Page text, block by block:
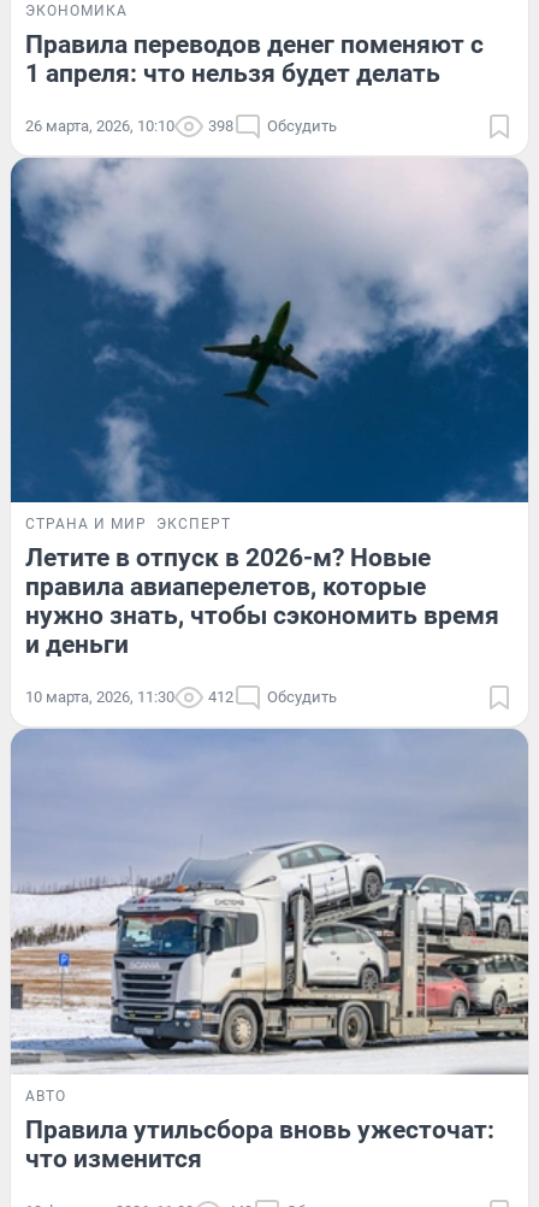
ЭКОНОМИКА
Правила переводов денег поменяют с
1 апреля: что нельзя будет делать
26 марта, 2026, 10:10 398 Обсудить
СТРАНА И МИР ЭКСПЕРТ
Летите в отпуск в 2026-м? Новые
правила авиаперелетов, которые
нужно знать, чтобы сэкономить время
и деньги
10 марта, 2026, 11:30 412 Обсудить
АВТО
Правила утильсбора вновь ужесточат:
что изменится